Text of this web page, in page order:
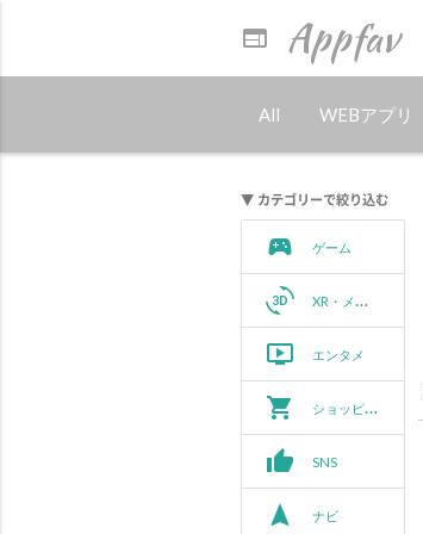
web Appfav
All WEBアプリ
▼ カテゴリーで絞り込む
sports_esports ゲーム
3d_rotation XR・メタバース
ondemand_video エンタメ
shopping_cart ショッピング
thumb_up SNS
navigation ナビ